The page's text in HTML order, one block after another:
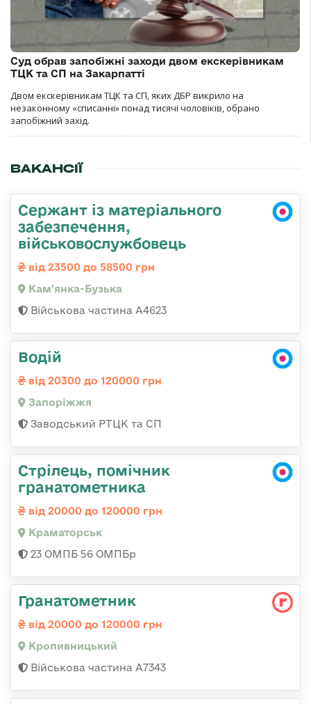
Суд обрав запобіжні заходи двом екскерівникам
ТЦК та СП на Закарпатті
Двом екскерівникам ТЦК та СП, яких ДБР викрило на
незаконному «списанні» понад тисячі чоловіків, обрано
запобіжний захід.
ВАКАНСІЇ
Сержант із матеріального
забезпечення,
військовослужбовець
від 23500 до 58500 грн
Кам'янка-Бузька
Військова частина А4623
Водій
від 20300 до 120000 грн
Запоріжжя
Заводський РТЦК та СП
Стрілець, помічник
гранатометника
від 20000 до 120000 грн
Краматорськ
23 ОМПБ 56 ОМПБр
Гранатометник
від 20000 до 120000 грн
Кропивницький
Військова частина А7343